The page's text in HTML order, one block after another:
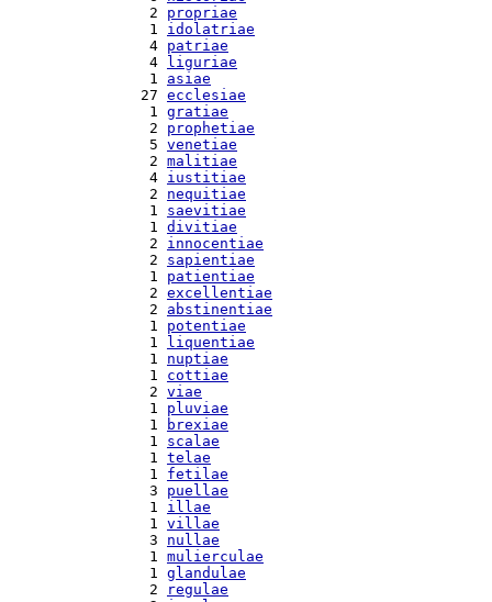
  2
propriae
  1
idolatriae
  4
patriae
  4
liguriae
  1
asiae
27 ecclesiae
  1
gratiae
  2
prophetiae
  5
venetiae
  2
malitiae
  4
iustitiae
  2
nequitiae
  1
saevitiae
  1
divitiae
  2
innocentiae
  2
sapientiae
  1
patientiae
  2
excellentiae
  2
abstinentiae
  1
potentiae
  1
liquentiae
  1
nuptiae
  1
cottiae
  2
viae
  1
pluviae
  1
brexiae
  1
scalae
  1
telae
  1
fetilae
  3
puellae
  1
illae
  1
villae
  3
nullae
  1
mulierculae
  1
glandulae
  2
regulae